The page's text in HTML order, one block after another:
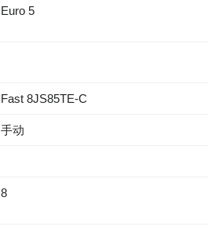
Euro 5
Fast 8JS85TE-C
手动
8